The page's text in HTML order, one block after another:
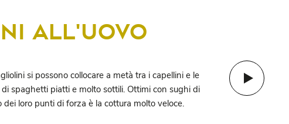
ALL'UOVO
si possono collocare a metà tra i capellini e le
spaghetti piatti e molto sottili. Ottimi con sughi di
dei loro punti di forza è la cottura molto veloce.